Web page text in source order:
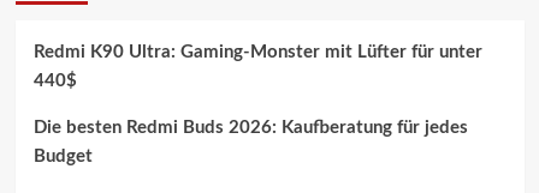
Redmi K90 Ultra: Gaming-Monster mit Lüfter für unter
440$
Die besten Redmi Buds 2026: Kaufberatung für jedes
Budget